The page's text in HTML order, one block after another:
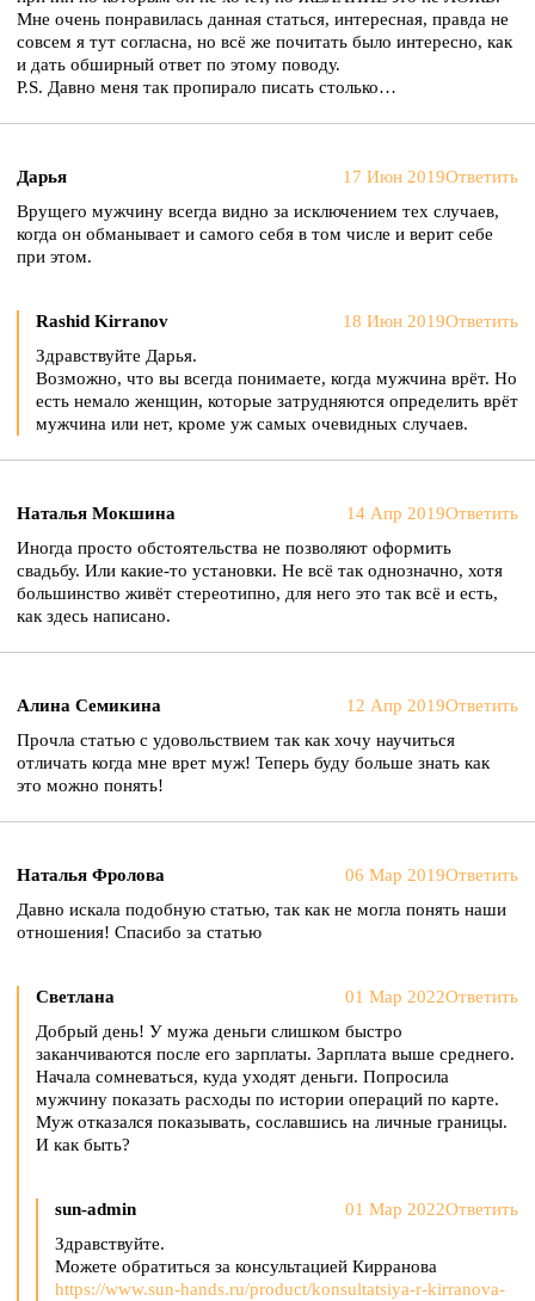
Мне очень понравилась данная статься, интересная, правда не
совсем я тут согласна, но всё же почитать было интересно, как
и дать обширный ответ по этому поводу.
P.S. Давно меня так пропирало писать столько…
Дарья 17 Июн 2019Ответить
Врущего мужчину всегда видно за исключением тех случаев,
когда он обманывает и самого себя в том числе и верит себе
при этом.
Rashid Kirranov 18 Июн 2019Ответить
Здравствуйте Дарья.
Возможно, что вы всегда понимаете, когда мужчина врёт. Но
есть немало женщин, которые затрудняются определить врёт
мужчина или нет, кроме уж самых очевидных случаев.
Наталья Мокшина 14 Апр 2019Ответить
Иногда просто обстоятельства не позволяют оформить
свадьбу. Или какие-то установки. Не всё так однозначно, хотя
большинство живёт стереотипно, для него это так всё и есть,
как здесь написано.
Алина Семикина 12 Апр 2019Ответить
Прочла статью с удовольствием так как хочу научиться
отличать когда мне врет муж! Теперь буду больше знать как
это можно понять!
Наталья Фролова 06 Мар 2019Ответить
Давно искала подобную статью, так как не могла понять наши
отношения! Спасибо за статью
Светлана 01 Мар 2022Ответить
Добрый день! У мужа деньги слишком быстро
заканчиваются после его зарплаты. Зарплата выше среднего.
Начала сомневаться, куда уходят деньги. Попросила
мужчину показать расходы по истории операций по карте.
Муж отказался показывать, сославшись на личные границы.
И как быть?
sun-admin 01 Мар 2022Ответить
Здравствуйте.
Можете обратиться за консультацией Кирранова
https://www.sun-hands.ru/product/konsultatsiya-r-kirranova-